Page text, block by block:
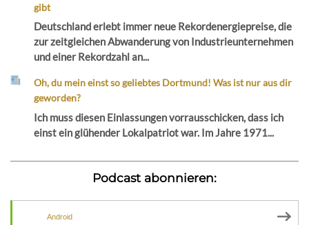
gibt
Deutschland erlebt immer neue Rekordenergiepreise, die
zur zeitgleichen Abwanderung von Industrieunternehmen
und einer Rekordzahl an...
Oh, du mein einst so geliebtes Dortmund! Was ist nur aus dir
geworden?
Ich muss diesen Einlassungen vorrausschicken, dass ich
einst ein glühender Lokalpatriot war. Im Jahre 1971...
Podcast abonnieren:
Android